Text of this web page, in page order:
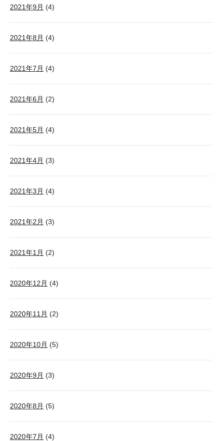
2021年9月 (4)
2021年8月 (4)
2021年7月 (4)
2021年6月 (2)
2021年5月 (4)
2021年4月 (3)
2021年3月 (4)
2021年2月 (3)
2021年1月 (2)
2020年12月 (4)
2020年11月 (2)
2020年10月 (5)
2020年9月 (3)
2020年8月 (5)
2020年7月 (4)